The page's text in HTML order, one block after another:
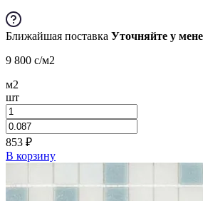
Ближайшая поставка Уточняйте у
9 800 c/м2
м2
шт
853 ₽
В корзину